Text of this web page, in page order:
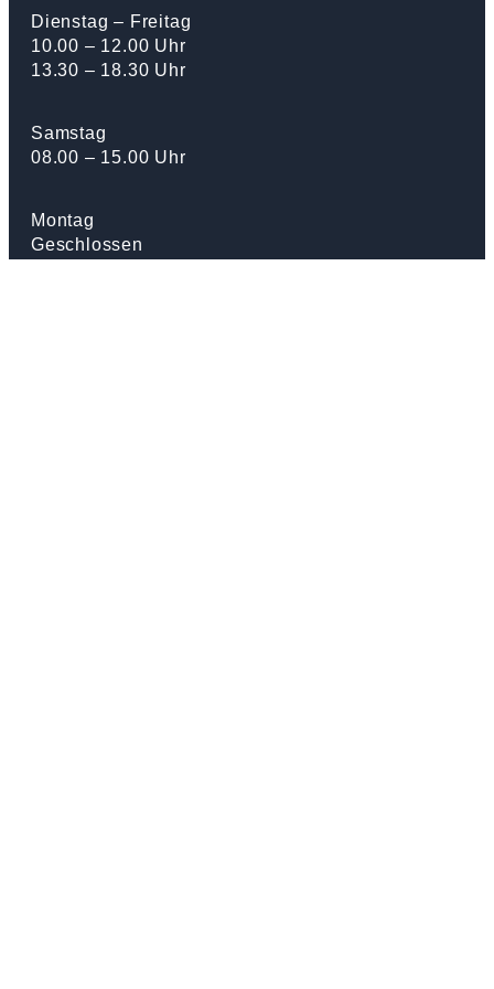
Dienstag – Freitag
10.00 – 12.00 Uhr
13.30 – 18.30 Uhr
Samstag
08.00 – 15.00 Uhr
Montag
Geschlossen